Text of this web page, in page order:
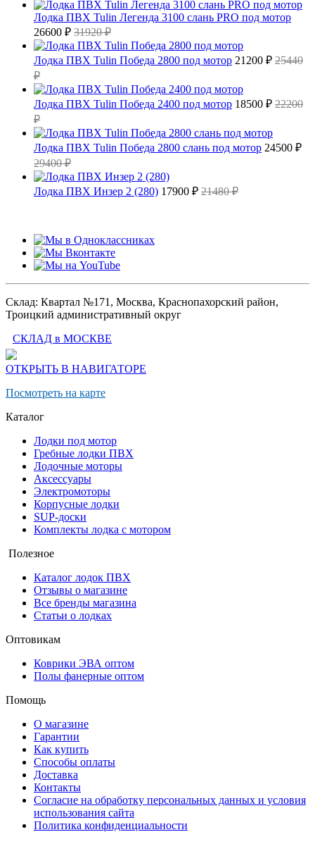
Лодка ПВХ Tulin Легенда 3100 слань PRO под мотор
26600 ₽ 31920 ₽
Лодка ПВХ Tulin Победа 2800 под мотор 21200 ₽ 25440
₽
Лодка ПВХ Tulin Победа 2400 под мотор 18500 ₽ 22200
₽
Лодка ПВХ Tulin Победа 2800 слань под мотор 24500 ₽
29400 ₽
Лодка ПВХ Инзер 2 (280) 17900 ₽ 21480 ₽
Склад: Квартал №171, Москва, Краснопахорский район,
Троицкий административный округ
СКЛАД в МОСКВЕ
ОТКРЫТЬ В НАВИГАТОРЕ
Посмотреть на карте
Каталог
Лодки под мотор
Гребные лодки ПВХ
Лодочные моторы
Аксессуары
Электромоторы
Корпусные лодки
SUP-доски
Комплекты лодка с мотором
Полезное
Каталог лодок ПВХ
Отзывы о магазине
Все бренды магазина
Статьи о лодках
Оптовикам
Коврики ЭВА оптом
Полы фанерные оптом
Помощь
О магазине
Гарантии
Как купить
Способы оплаты
Доставка
Контакты
Согласие на обработку персональных данных и условия
использования сайта
Политика конфиденциальности